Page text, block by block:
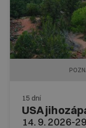
15 dní
USA
14. 9. 2026-